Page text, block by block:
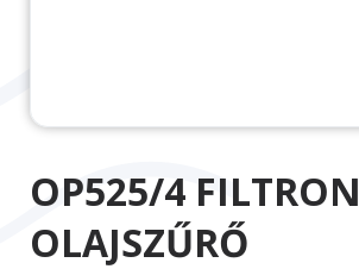
OP525/4 FILTRON
OLAJSZŰRŐ